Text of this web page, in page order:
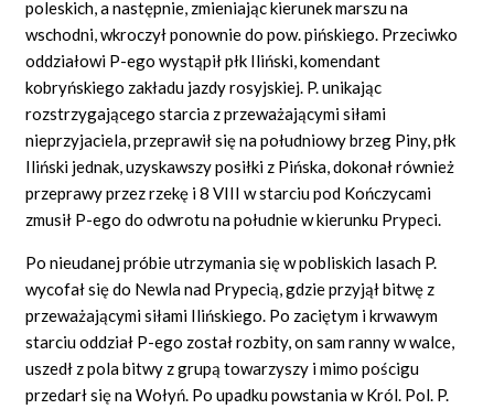
poleskich, a następnie, zmieniając kierunek marszu na
wschodni, wkroczył ponownie do pow. pińskiego. Przeciwko
oddziałowi P-ego wystąpił płk Iliński, komendant
kobryńskiego zakładu jazdy rosyjskiej. P. unikając
rozstrzygającego starcia z przeważającymi siłami
nieprzyjaciela, przeprawił się na południowy brzeg Piny, płk
Iliński jednak, uzyskawszy posiłki z Pińska, dokonał również
przeprawy przez rzekę i 8 VIII w starciu pod Kończycami
zmusił P-ego do odwrotu na południe w kierunku Prypeci.
Po nieudanej próbie utrzymania się w pobliskich lasach P.
wycofał się do Newla nad Prypecią, gdzie przyjął bitwę z
przeważającymi siłami Ilińskiego. Po zaciętym i krwawym
starciu oddział P-ego został rozbity, on sam ranny w walce,
uszedł z pola bitwy z grupą towarzyszy i mimo pościgu
przedarł się na Wołyń. Po upadku powstania w Król. Pol. P.